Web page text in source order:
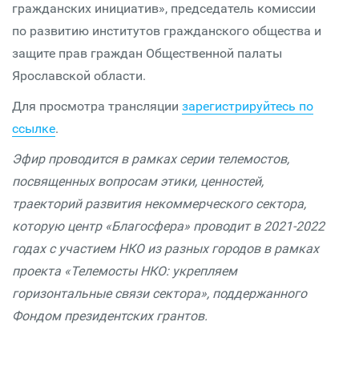
гражданских инициатив», председатель комиссии
по развитию институтов гражданского общества и
защите прав граждан Общественной палаты
Ярославской области.
Для просмотра трансляции зарегистрируйтесь по
ссылке.
Эфир проводится в рамках серии телемостов,
посвященных вопросам этики, ценностей,
траекторий развития некоммерческого сектора,
которую центр «Благосфера» проводит в 2021-2022
годах с участием НКО из разных городов в рамках
проекта «Телемосты НКО: укрепляем
горизонтальные связи сектора», поддержанного
Фондом президентских грантов.